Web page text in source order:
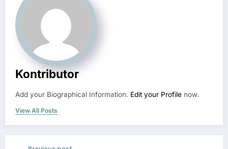
Kontributor
Add your Biographical Information. Edit your Profile now.
View All Posts